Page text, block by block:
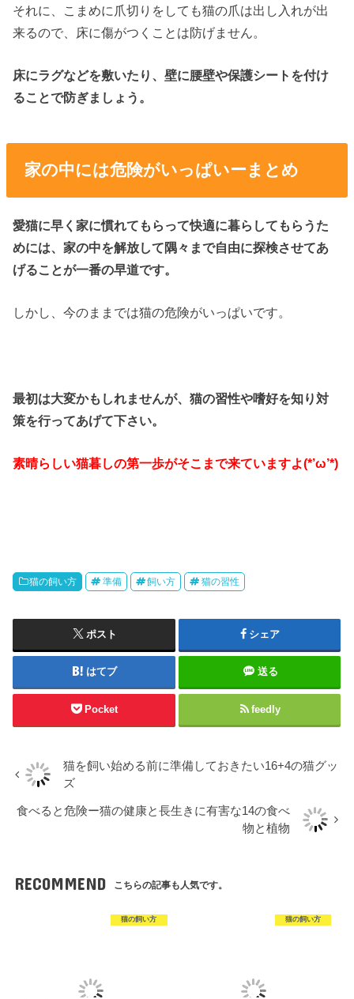
それに、こまめに爪切りをしても猫の爪は出し入れが出
来るので、床に傷がつくことは防げません。
床にラグなどを敷いたり、壁に腰壁や保護シートを付け
ることで防ぎましょう。
家の中には危険がいっぱいーまとめ
愛猫に早く家に慣れてもらって快適に暮らしてもらうた
めには、家の中を解放して隅々まで自由に探検させてあ
げることが一番の早道です。
しかし、今のままでは猫の危険がいっぱいです。
最初は大変かもしれませんが、猫の習性や嗜好を知り対
策を行ってあげて下さい。
素晴らしい猫暮しの第一歩がそこまで来ていますよ(*’ω’*)
猫の飼い方 準備 飼い方 猫の習性
ポスト シェア
はてブ 送る
Pocket feedly
猫を飼い始める前に準備しておきたい16+4の猫グッ
ズ
食べると危険ー猫の健康と長生きに有害な14の食べ
物と植物
RECOMMEND こちらの記事も人気です。
猫の飼い方 猫の飼い方